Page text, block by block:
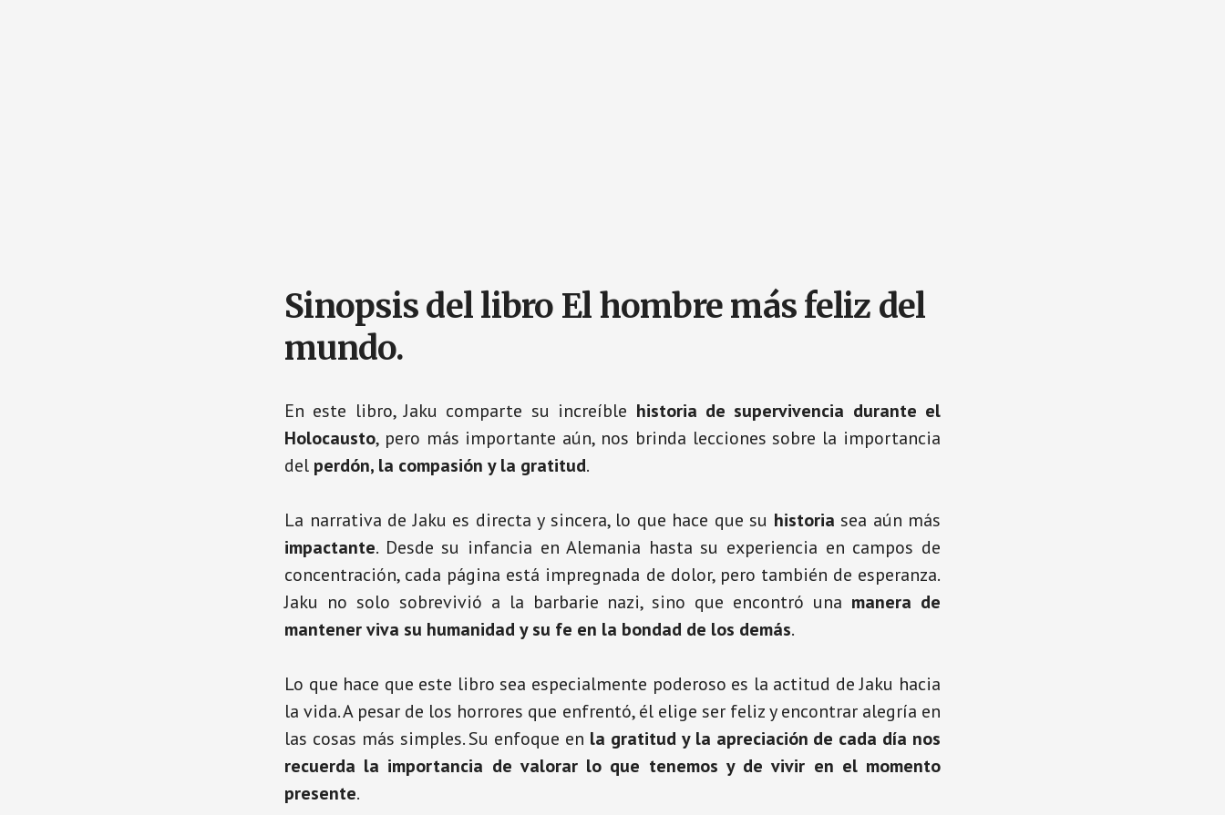
Sinopsis del libro El hombre más feliz del
mundo.
En este libro, Jaku comparte su increíble historia de supervivencia durante el
Holocausto, pero más importante aún, nos brinda lecciones sobre la importancia
del perdón, la compasión y la gratitud.
La narrativa de Jaku es directa y sincera, lo que hace que su historia sea aún más
impactante. Desde su infancia en Alemania hasta su experiencia en campos de
concentración, cada página está impregnada de dolor, pero también de esperanza.
Jaku no solo sobrevivió a la barbarie nazi, sino que encontró una manera de
mantener viva su humanidad y su fe en la bondad de los demás.
Lo que hace que este libro sea especialmente poderoso es la actitud de Jaku hacia
la vida. A pesar de los horrores que enfrentó, él elige ser feliz y encontrar alegría en
las cosas más simples. Su enfoque en la gratitud y la apreciación de cada día nos
recuerda la importancia de valorar lo que tenemos y de vivir en el momento
presente.